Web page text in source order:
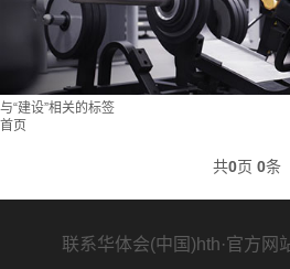
与“建设”相关的标签
首页
共0页 0条
联系华体会(中国)hth·官方网